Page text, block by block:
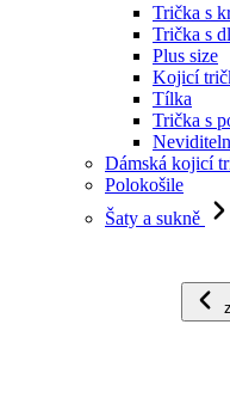
Trička s
Trička s
Plus size
Kojicí
Tílka
Trička s
Dámská kojicí
Polokošile
Šaty a sukně